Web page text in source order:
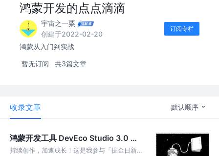
鸿蒙开发的点点滴滴
宇宙之一粟
创建于2022-02-20
订阅专栏
鸿蒙从入门到实战
暂无订阅 共3篇文章
收录文章 默认顺序
鸿蒙开发工具 DevEco Studio 3.0 体
验与项目结构介绍
持续创作，加速成长！这是我参与「掘金日新计